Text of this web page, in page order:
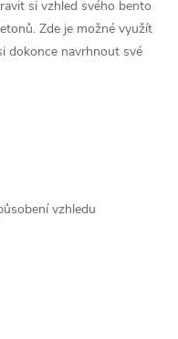
si vzhled svého bento
Zde je možné využít
dokonce navrhnout své
vzhledu